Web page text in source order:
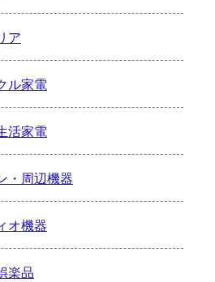
ア
ル家電
活家電
・周辺機器
オ機器
楽品